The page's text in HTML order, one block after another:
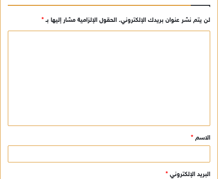
لن يتم نشر عنوان بريدك الإلكتروني. الحقول الإلزامية مشار إليها بـ*
ق
*
الاسم *
البريد الإلكتروني *